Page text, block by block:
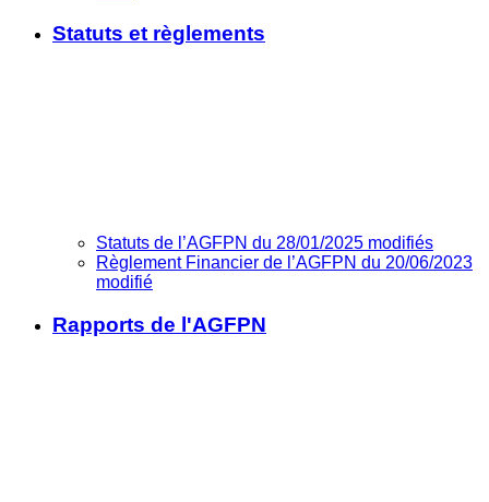
Statuts et règlements
Statuts de l’AGFPN du 28/01/2025 modifiés
Règlement Financier de l’AGFPN du 20/06/2023
modifié
Rapports de l'AGFPN